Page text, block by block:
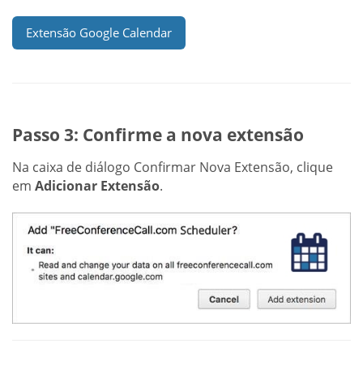
Extensão Google Calendar
Passo 3: Confirme a nova extensão
Na caixa de diálogo Confirmar Nova Extensão, clique
em Adicionar Extensão.